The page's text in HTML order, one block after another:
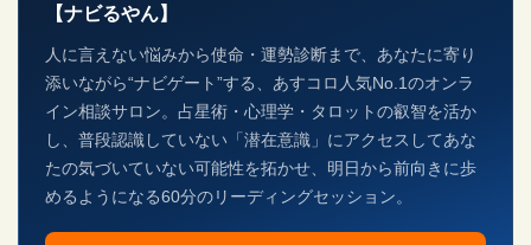
【ナビるやん】
人に言えない悩みから使命・運勢診断まで、あなたに寄り
添いながら“ナビゲート”する、あすコロ人気No.1のオンラ
イン相談サロン。占星術・心理学・タロットの叡智を活か
し、普段認識していない「潜在意識」にアクセスしてあな
たの気づいていない可能性を拓かせ、明日から前向きに歩
めるようになる60分のリーディングセッション。